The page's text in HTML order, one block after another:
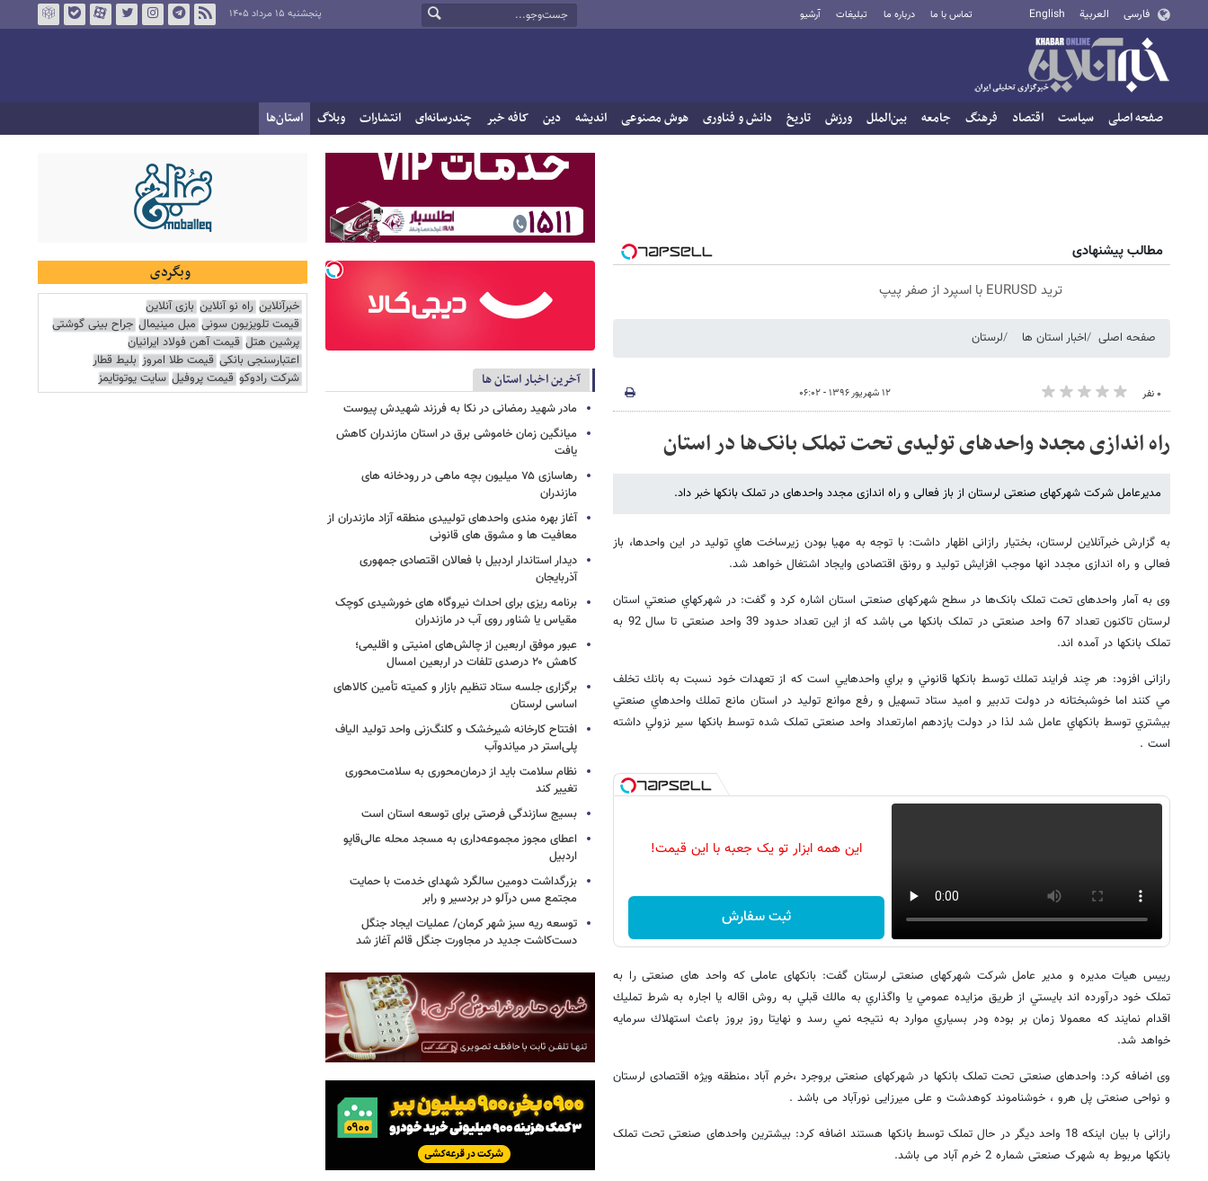
فارسی العربية English تماس با ما درباره ما تبلیغات آرشیو پنجشنبه ۱۵ مرداد ۱۴۰۵
صفحه اصلی سیاست اقتصاد فرهنگ جامعه بین‌الملل ورزش تاریخ دانش و فناوری هوش مصنوعی اندیشه دین کافه خبر چندرسانه‌ای انتشارات وبلاگ استان‌ها
مطالب پیشنهادی
ترید EURUSD با اسپرد از صفر پیپ
صفحه اصلی اخبار استان ها لرستان
۰ نفر ۱۲ شهریور ۱۳۹۶ - ۰۶:۰۲
راه اندازی مجدد واحدهای تولیدی تحت تملک بانک‌ها در استان
مدیرعامل شرکت شهرکهای صنعتی لرستان از باز فعالی و راه اندازی مجدد واحدهای در تملک بانکها خبر داد.
به گزارش خبرآنلاین لرستان، بختیار رازانی اظهار داشت: با توجه به مهيا بودن زيرساخت هاي توليد در اين واحدها، باز
فعالی و راه اندازی مجدد انها موجب افزایش تولید و رونق اقتصادی وايجاد اشتغال خواهد شد.
وی به آمار واحدهای تحت تملک بانک‌ها در سطح شهرکهای صنعتی استان اشاره کرد و گفت: در شهركهاي صنعتي استان
لرستان تاكنون تعداد 67 واحد صنعتی در تملک بانکها می باشد که از این تعداد حدود 39 واحد صنعتی تا سال 92 به
تملک بانکها در آمده اند.
رازانی افزود: هر چند فرايند تملك توسط بانكها قانوني و براي واحدهايي است كه از تعهدات خود نسبت به بانك تخلف
مي كنند اما خوشبختانه در دولت تدبیر و امید ستاد تسهيل و رفع موانع توليد در استان مانع تملك واحدهاي صنعتي
بيشتري توسط بانكهاي عامل شد لذا در دولت يازدهم امارتعداد واحد صنعتی تملک شده توسط بانکها سير نزولي داشته
است .
این همه ابزار تو یک جعبه با این قیمت!
ثبت سفارش
رییس هیات مدیره و مدیر عامل شرکت شهرکهای صنعتی لرستان گفت: بانکهای عاملی که واحد های صنعتی را به
تملک خود درآورده اند بايستي از طريق مزايده عمومي يا واگذاري به مالك قبلي به روش اقاله يا اجاره به شرط تمليك
اقدام نمايند كه معمولا زمان بر بوده ودر بسياري موارد به نتيجه نمي رسد و نهايتا روز بروز باعث استهلاك سرمايه
خواهد شد.
وی اضافه کرد: واحدهای صنعتی تحت تملک بانکها در شهرکهای صنعتی بروجرد ،خرم آباد ،منطقه ویژه اقتصادی لرستان
و نواحی صنعتی پل هرو ، خوشناموند کوهدشت و علی میرزایی نورآباد می باشد .
رازانی با بیان اینکه 18 واحد دیگر در حال تملک توسط بانکها هستند اضافه کرد: بیشترین واحدهای صنعتی تحت تملک
بانکها مربوط به شهرک صنعتی شماره 2 خرم آباد می باشد.
آخرین اخبار استان ها
مادر شهید رمضانی در نکا به فرزند شهیدش پیوست
میانگین زمان خاموشی برق در استان مازندران کاهش
یافت
رهاسازی ۷۵ میلیون بچه ماهی در رودخانه های
مازندران
آغاز بهره مندی واحدهای تولییدی منطقه آزاد مازندران از
معافیت ها و مشوق های قانونی
دیدار استاندار اردبیل با فعالان اقتصادی جمهوری
آذربایجان
برنامه ریزی برای احداث نیروگاه های خورشیدی کوچک
مقیاس یا شناور روی آب در مازندران
عبور موفق اربعین از چالش‌های امنیتی و اقلیمی؛
کاهش ۲۰ درصدی تلفات در اربعین امسال
برگزاری جلسه ستاد تنظیم بازار و کمیته تأمین کالاهای
اساسی لرستان
افتتاح کارخانه شیرخشک و کلنگ‌زنی واحد تولید الیاف
پلی‌استر در میاندوآب
نظام سلامت باید از درمان‌محوری به سلامت‌محوری
تغییر کند
بسیج سازندگی فرصتی برای توسعه استان است
اعطای مجوز مجموعه‌داری به مسجد محله عالی‌قاپو
اردبیل
بزرگداشت دومین سالگرد شهدای خدمت با حمایت
مجتمع مس درآلو در بردسیر و رابر
توسعه ریه سبز شهر کرمان/ عملیات ایجاد جنگل
دست‌کاشت جدید در مجاورت جنگل قائم آغاز شد
وبگردی
خبرآنلاین راه نو آنلاین بازی آنلاین
قیمت تلویزیون سونی مبل مینیمال جراح بینی گوشتی
پرشین هتل قیمت آهن فولاد ایرانیان
اعتبارسنجی بانکی قیمت طلا امروز بلیط قطار
شرکت رادوکو قیمت پروفیل سایت یوتوتایمز